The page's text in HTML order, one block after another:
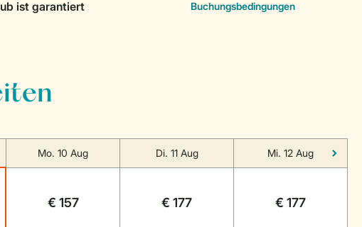
Mo. 10 Aug Di. 11 Aug Mi. 12 Aug
€ 157 € 177 € 177